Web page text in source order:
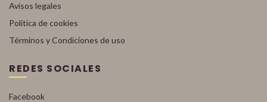
Avisos legales
Política de cookies
Términos y Condiciones de uso
REDES SOCIALES
Facebook